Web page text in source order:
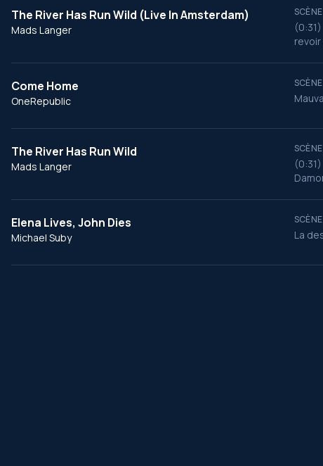
The River Has Run Wild (Live In Amsterdam)
Mads Langer
revoir
Come Home
OneRepublic
The River Has Run Wild
Mads Langer
Elena Lives, John Dies
Michael Suby La